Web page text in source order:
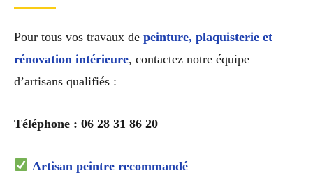
Pour tous vos travaux de peinture, plaquisterie et
rénovation intérieure, contactez notre équipe
d’artisans qualifiés :
Téléphone : 06 28 31 86 20
Artisan peintre recommandé